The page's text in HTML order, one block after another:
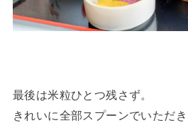
最後は米粒ひとつ残さず。
きれいに全部スプーンでいただき